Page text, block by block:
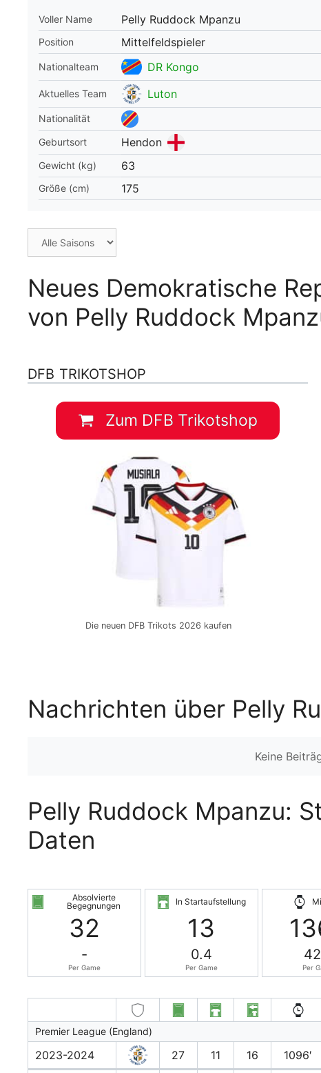
downloaden &
Voller Name Pelly Ruddock Mpanzu
Position Mittelfeldspieler
Nationalteam DR Kongo
Aktuelles Team Luton
Nationalität
Geburtsort
Hendon
Gewicht (kg) 63
Größe (cm) 175
Neues Demokratische
von Pelly Ruddock
DFB TRIKOTSHOP
Zum DFB Trikotshop
Die neuen DFB Trikots 2026 kaufen
Nachrichten über Pelly
Keine
Pelly Ruddock Mpanzu:
Daten
Absolvierte
Begegnungen
32
-
Per Game
In Startaufstellung
13
0.4
Per Game Per
Premier League (England)
2023-2024 27 11 16 1096′